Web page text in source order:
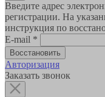
Введите адрес
регистрации. На
инструкция по
E-mail *
Авторизация
Заказать звонок